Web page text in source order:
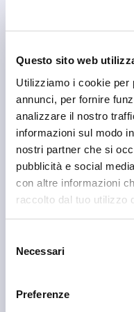
Questo sito web
Utilizziamo i cookie per
annunci, per fornire
analizzare il nostro
informazioni sul modo
nostri partner che si
pubblicità e social
con altre informazioni
raccolto dal tuo utilizzo
delNecessari
Preferenze
Tirano